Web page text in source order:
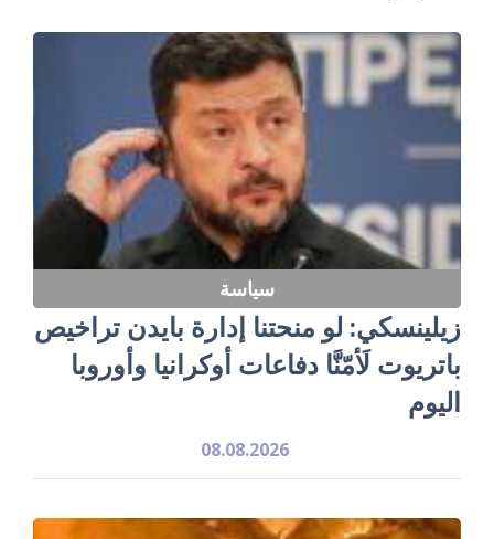
سياسة
زيلينسكي: لو منحتنا إدارة بايدن تراخيص
باتريوت لَأمّنَّا دفاعات أوكرانيا وأوروبا
اليوم
08.08.2026